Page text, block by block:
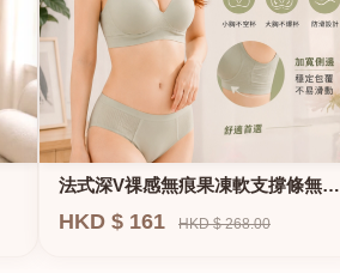
法式深V祼感無痕果凍軟支撐條無鋼
圈內衣
HKD $ 161 HKD $ 268.00